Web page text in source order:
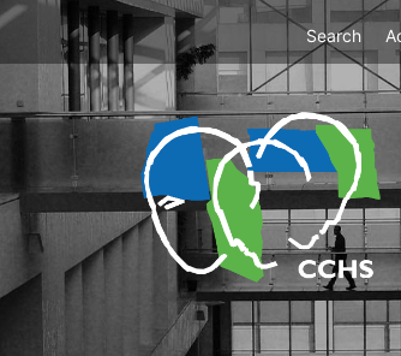
Top
Menu
Search